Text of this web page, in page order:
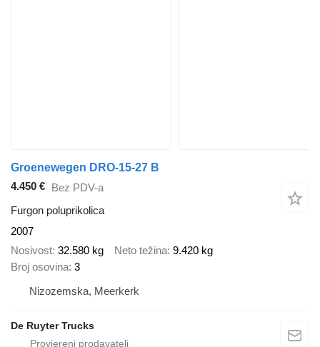
Groenewegen DRO-15-27 B
4.450 € Bez PDV-a
Furgon poluprikolica
2007
Nosivost 32.580 kg Neto težina 9.420 kg
Broj osovina 3
Nizozemska, Meerkerk
De Ruyter Trucks